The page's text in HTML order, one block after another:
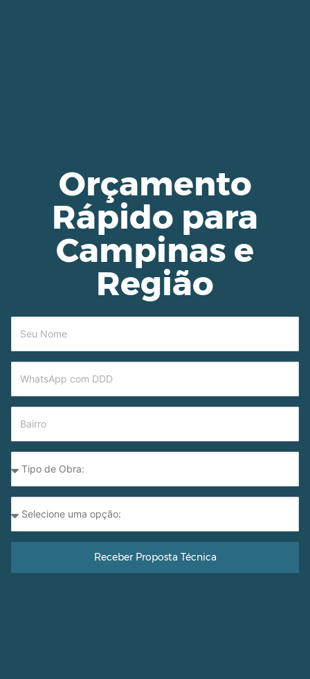
Orçamento
Rápido para
Campinas e
Região
Receber Proposta Técnica